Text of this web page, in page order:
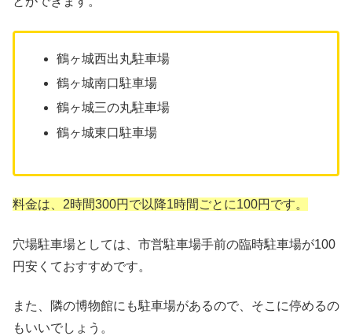
鶴ヶ城西出丸駐車場
鶴ヶ城南口駐車場
鶴ヶ城三の丸駐車場
鶴ヶ城東口駐車場
料金は、2時間300円で以降1時間ごとに100円です。
穴場駐車場としては、市営駐車場手前の臨時駐車場が100
円安くておすすめです。
また、隣の博物館にも駐車場があるので、そこに停めるの
もいいでしょう。